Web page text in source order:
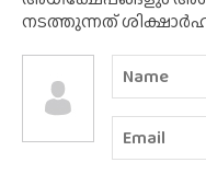
നടത്തുന്നത്